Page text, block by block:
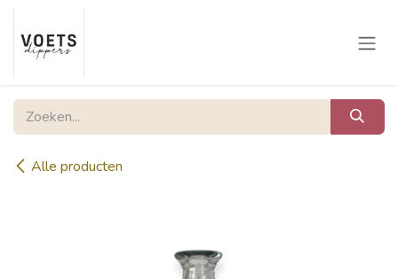
Overslaan naar inhoud
Alle producten